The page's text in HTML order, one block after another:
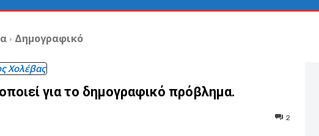
Δημογραφικό
Χολέβας
για το δημογραφικό πρόβλημα.
2